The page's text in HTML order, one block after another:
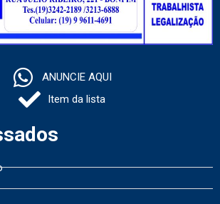
ANUNCIE AQUI
Item da lista